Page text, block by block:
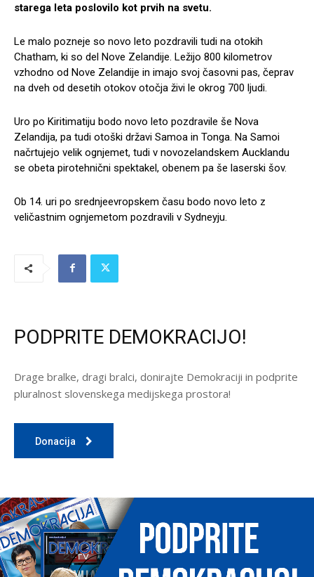
starega leta poslovilo kot prvih na svetu.
Le malo pozneje so novo leto pozdravili tudi na otokih
Chatham, ki so del Nove Zelandije. Ležijo 800 kilometrov
vzhodno od Nove Zelandije in imajo svoj časovni pas, čeprav
na dveh od desetih otokov otočja živi le okrog 700 ljudi.
Uro po Kiritimatiju bodo novo leto pozdravile še Nova
Zelandija, pa tudi otoški državi Samoa in Tonga. Na Samoi
načrtujejo velik ognjemet, tudi v novozelandskem Aucklandu
se obeta pirotehnični spektakel, obenem pa še laserski šov.
Ob 14. uri po srednjeevropskem času bodo novo leto z
veličastnim ognjemetom pozdravili v Sydneyju.
PODPRITE DEMOKRACIJO!
Drage bralke, dragi bralci, donirajte Demokraciji in podprite
pluralnost slovenskega medijskega prostora!
Donacija